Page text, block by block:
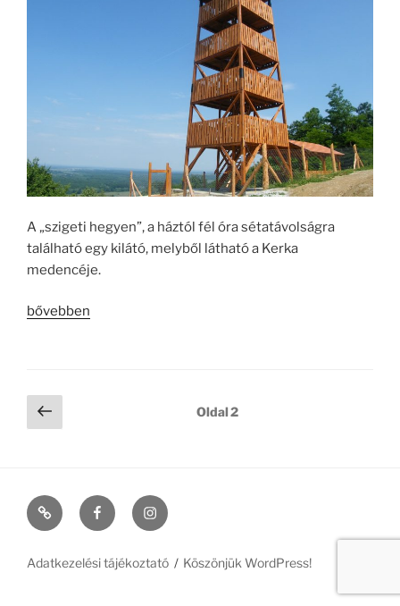
A „szigeti hegyen”, a háztól fél óra sétatávolságra
található egy kilátó, melyből látható a Kerka
medencéje.
„Szécsiszigeti
bővebben
Bejegyzések
lapozása
Előző
oldal
Oldal2
Szécsiszigeti
vendégház
FacebookInstagram
Adatkezelési tájékoztató Köszönjük WordPress!